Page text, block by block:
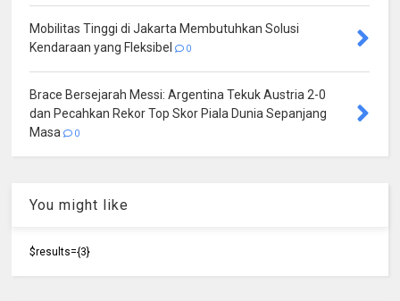
Mobilitas Tinggi di Jakarta Membutuhkan Solusi
Kendaraan yang Fleksibel
0
Brace Bersejarah Messi: Argentina Tekuk Austria 2-0
dan Pecahkan Rekor Top Skor Piala Dunia Sepanjang
Masa
0
You might like
$results={3}